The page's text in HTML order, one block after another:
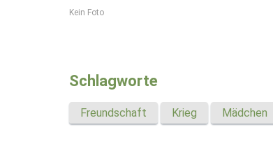
Kein Foto
Schlagworte
Freundschaft Krieg Mädchen